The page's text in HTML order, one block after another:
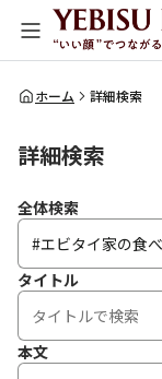
全体検索
ホーム 詳細検索
詳細検索
全体検索
タイトル
本文